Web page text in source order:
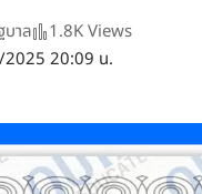
20:09 น.
บาล 1.8K Views